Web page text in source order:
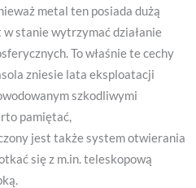
metal ten posiada dużą
stanie wytrzymać działanie
To właśnie te cechy
zniesie lata eksploatacji
szkodliwymi
pamiętać,
jest także system otwierania
się z m.in. teleskopową